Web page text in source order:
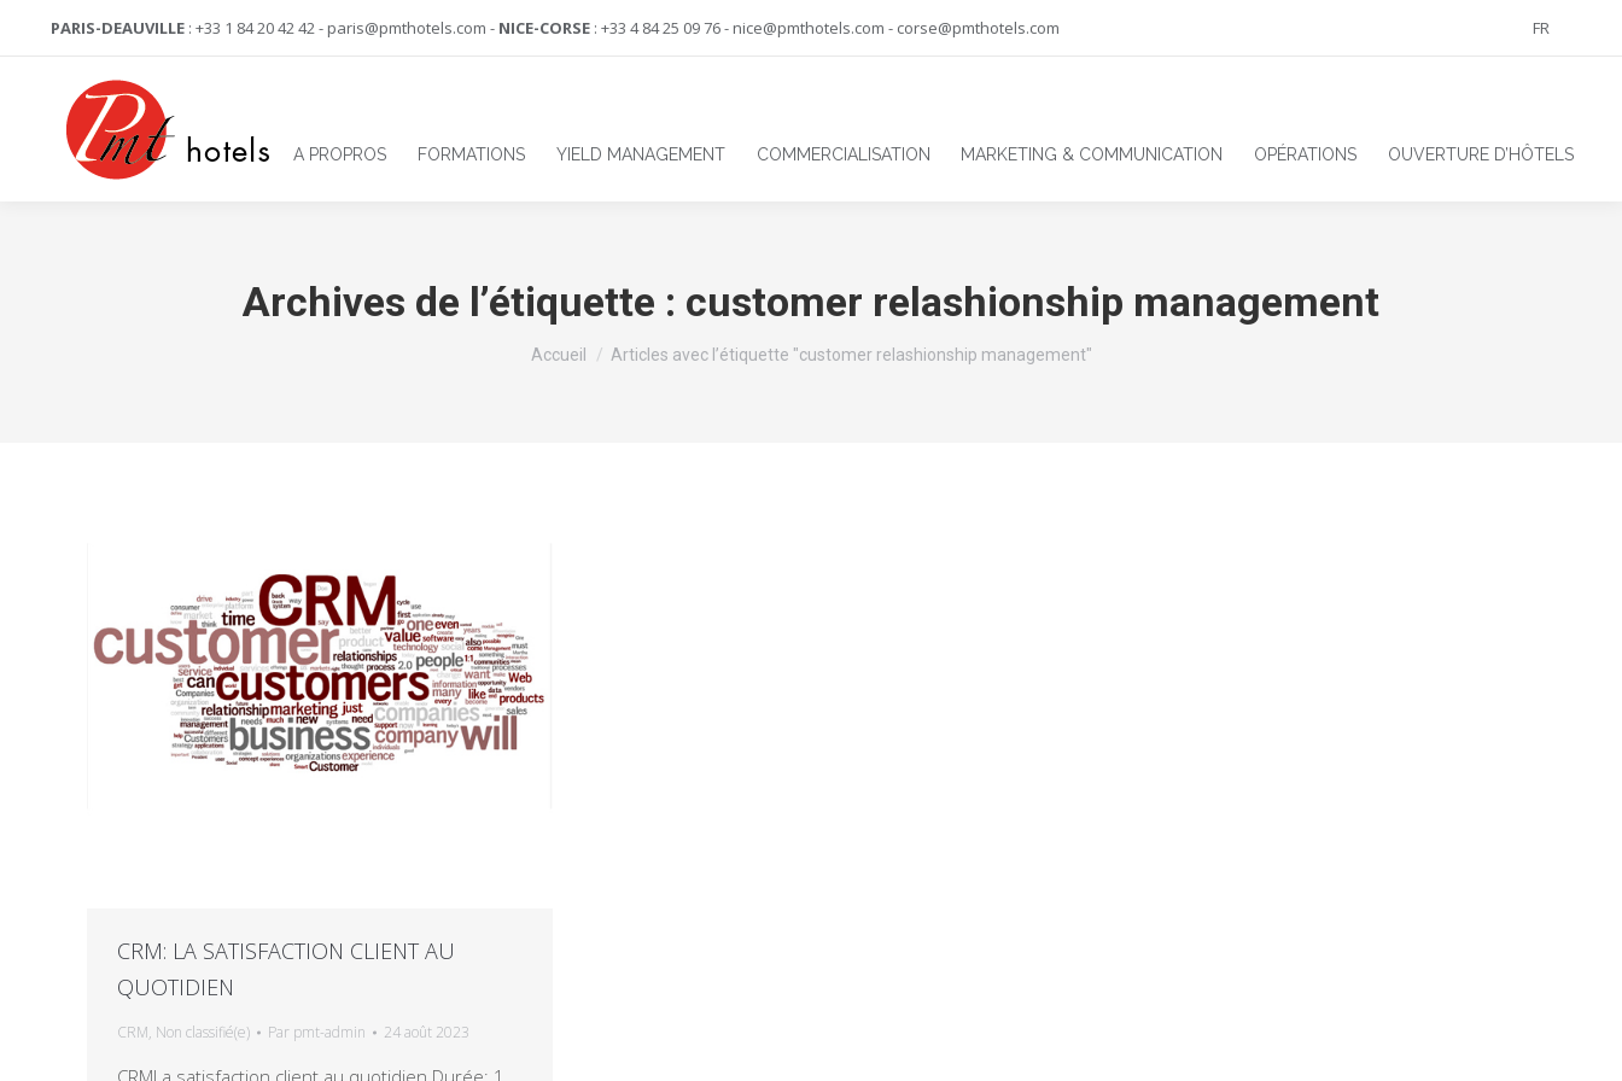
PARIS-DEAUVILLE : +33 1 84 20 42 42 - paris@pmthotels.com - NICE-CORSE : +33 4 84 25 09 76 - nice@pmthotels.com - corse@pmthotels.com FR
A PROPROS FORMATIONS YIELD MANAGEMENT COMMERCIALISATION MARKETING & COMMUNICATION OPÉRATIONS OUVERTURE D’HÔTELS
Archives de l’étiquette : customer relashionship management
Vous êtes ici :
Accueil Articles avec l’étiquette "customer relashionship management"
CRM: LA SATISFACTION CLIENT AU
QUOTIDIEN
CRM, Non classifié(e) Par pmt-admin 24 août 2023